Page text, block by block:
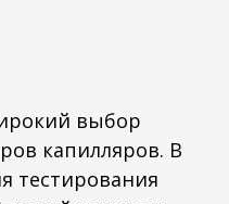
выбор
капилляров. В
тестирования